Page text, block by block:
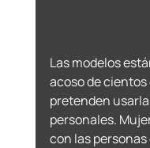
Las modelos
acoso de
pretenden
personales.
con las